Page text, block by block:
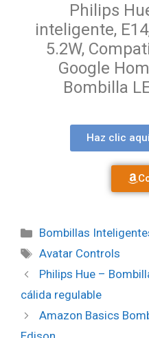
Philips
inteligente,
5.2W,
Google
Bombilla
Haz clic
Bombillas
Avatar Controls
Philips Hue –
cálida regulable
Amazon Basics